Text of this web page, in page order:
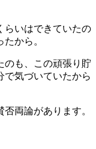
らいはできていたの
から。
のも、この頑張り貯
で気づいていたから
両論があります。